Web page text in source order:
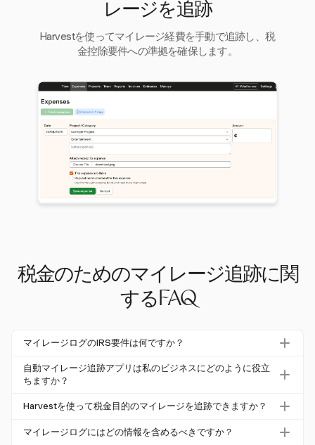
レージを追跡
Harvestを使ってマイレージ経費を手動で追跡し、税
金控除要件への準拠を確保します。
税金のためのマイレージ追跡に関
するFAQ
マイレージログのIRS要件は何ですか？
IRSは、マイレージログに日時、出発地と目的地、オド
メーターの読み取り値、各旅行のビジネス目的を含めるこ
持する必要がありますが、多くの人は監査保護のために7
年間の保持を推奨しています。
自動マイレージ追跡アプリは私のビジネスにどのように役立
ちますか？
自動マイレージ追跡アプリは、手動入力エラーを排除し、
幅に節約できます。ドライバーは年間平均42時間を節約
Harvestを使って税金目的のマイレージを追跡できますか？
はい、Harvestではモバイルアプリを使用してマイレージ
マイレージログにはどの情報を含めるべきですか？